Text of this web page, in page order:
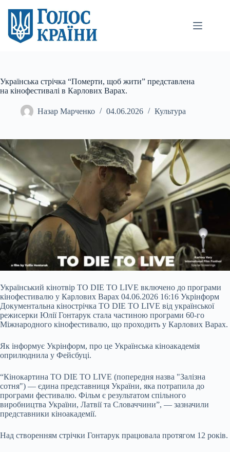
вмісту
Українська стрічка “Померти, щоб жити” представлена
на кінофестивалі в Карлових Варах.
Назар Марченко 04.06.2026 Культура
Український кінотвір TO DIE TO LIVE включено до програми
кінофестивалю у Карлових Варах 04.06.2026 16:16 Укрінформ
Документальна кінострічка TO DIE TO LIVE від української
режисерки Юлії Гонтарук стала частиною програми 60-го
Міжнародного кінофестивалю, що проходить у Карлових Варах.
Як інформує Укрінформ, про це Українська кіноакадемія
оприлюднила у Фейсбуці.
“Кінокартина TO DIE TO LIVE (попередня назва "Залізна
сотня") — єдина представниця України, яка потрапила до
програми фестивалю. Фільм є результатом спільного
виробництва України, Латвії та Словаччини”, — зазначили
представники кіноакадемії.
Над створенням стрічки Гонтарук працювала протягом 12 років.